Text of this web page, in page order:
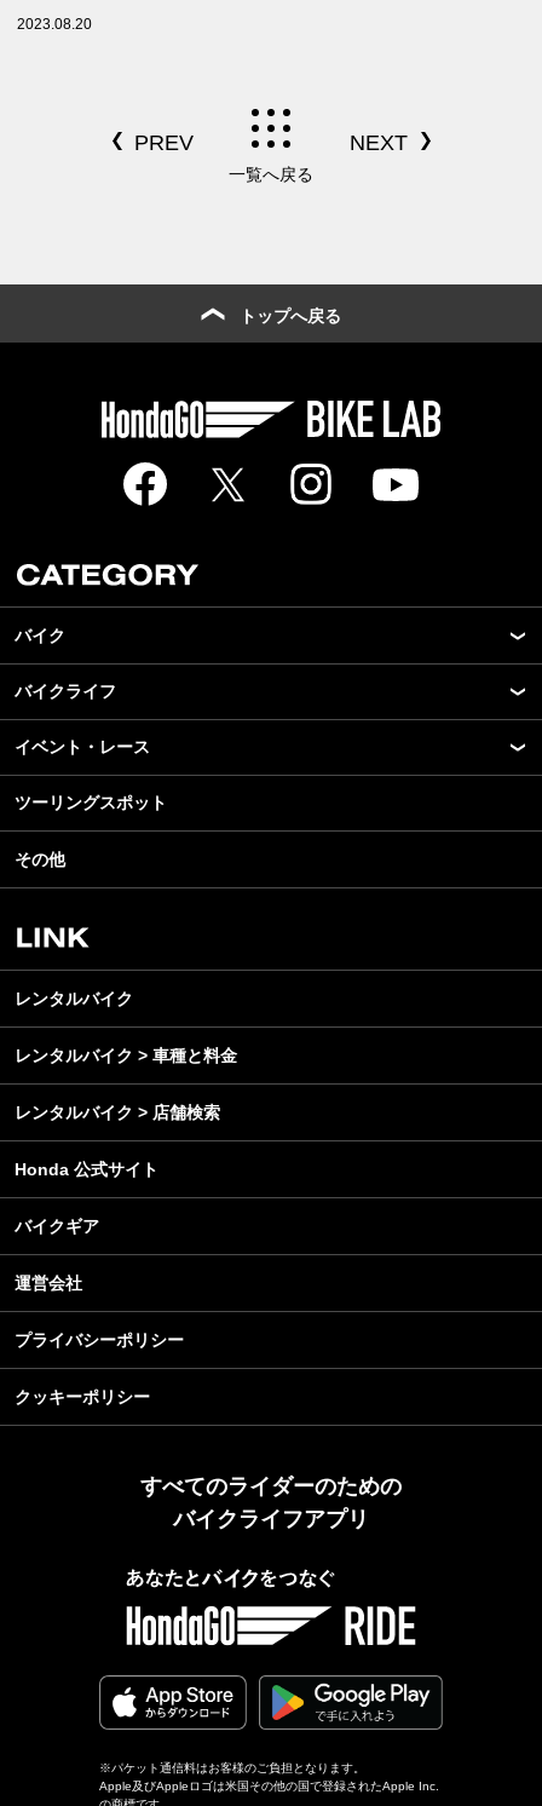
2023.08.20
一覧へ戻る
トップへ戻る
バイク
New Model Show
モデル情報
カスタマイズパーツ
テクノロジー
名車・旧車
ビジネス
バイクライフ
アプリ
ライディングギア
ツーリング
アウトドア
レンタルバイク
イベント・レース
モータースポーツ
イベント
スクール・レッスン
ツーリングスポット
その他
レンタルバイク
レンタルバイク > 車種と料金
レンタルバイク > 店舗検索
Honda 公式サイト
バイクギア
運営会社
プライバシーポリシー
クッキーポリシー
すべてのライダーのための
バイクライフアプリ
※パケット通信料はお客様のご負担となります。
Apple及びAppleロゴは米国その他の国で登録されたApple Inc.